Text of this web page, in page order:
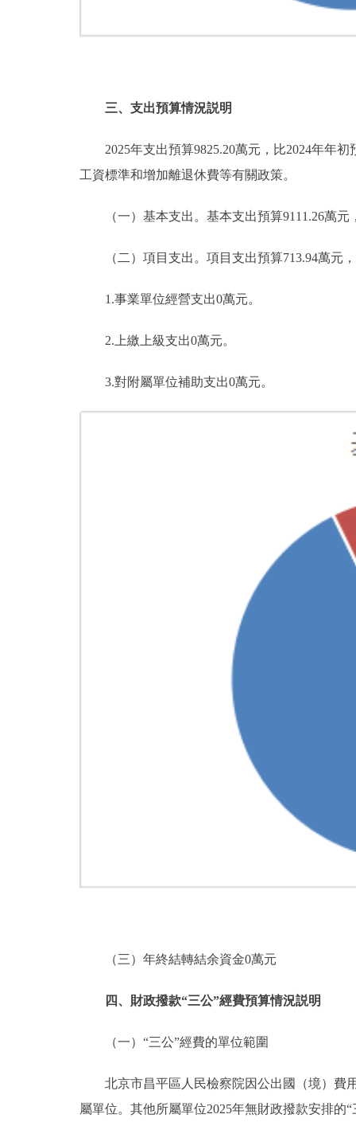
三、支出預算情況説明
2025年支出預算9825.20萬元，比2024年年初
工資標準和增加離退休費等有關政策。
（一）基本支出。基本支出預算9111.26萬元，
（二）項目支出。項目支出預算713.94萬元，
1.事業單位經營支出0萬元。
2.上繳上級支出0萬元。
3.對附屬單位補助支出0萬元。
（三）年終結轉結余資金0萬元
四、財政撥款“三公”經費預算情況説明
（一）“三公”經費的單位範圍
北京市昌平區人民檢察院因公出國（境）費用
屬單位。其他所屬單位2025年無財政撥款安排的